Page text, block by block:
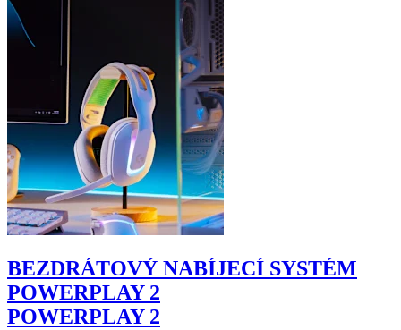
BEZDRÁTOVÝ NABÍJECÍ SYSTÉM
POWERPLAY 2
POWERPLAY 2